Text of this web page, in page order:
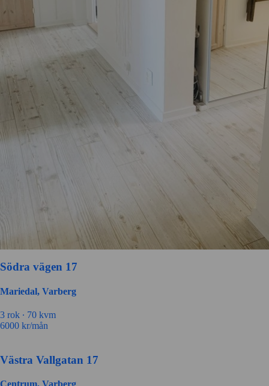
Södra vägen 17
Mariedal, Varberg
3 rok ∙ 70 kvm
6000 kr/mån
Västra Vallgatan 17
Centrum, Varberg